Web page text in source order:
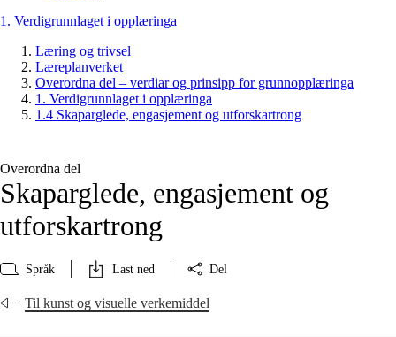
1. Verdigrunnlaget i opplæringa
Læring og trivsel
Læreplanverket
Overordna del – verdiar og prinsipp for grunnopplæringa
1. Verdigrunnlaget i opplæringa
1.4 Skaparglede, engasjement og utforskartrong
Overordna del
Skaparglede, engasjement og
utforskartrong
Språk Last ned Del
Til kunst og visuelle verkemiddel